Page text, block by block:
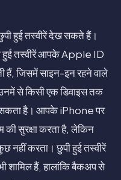
हुई तस्वीरें देख सकते हैं।
हुई तस्वीरें आपके Apple ID
हैं, जिसमें साइन-इन रहने वाले
से किसी एक डिवाइस तक
सकता है। आपके iPhone पर
सुरक्षा करता है, लेकिन
नहीं करता। छुपी हुई तस्वीरें
हैं, हालांकि बैकअप से